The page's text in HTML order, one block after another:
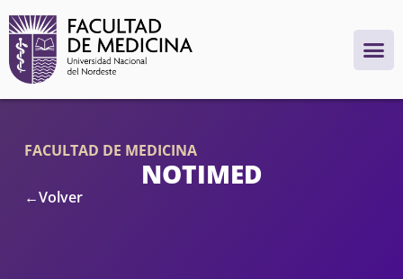
FACULTAD DE MEDICINA
NOTIMED
←Volver